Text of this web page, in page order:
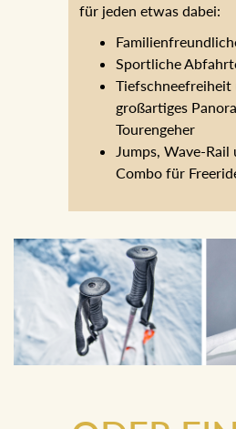
Hotel Erzherzog Johann
Sportliche
Tiefschneefreiheit
großartiges
Tourengeher
Jumps, Wave-
Boarder